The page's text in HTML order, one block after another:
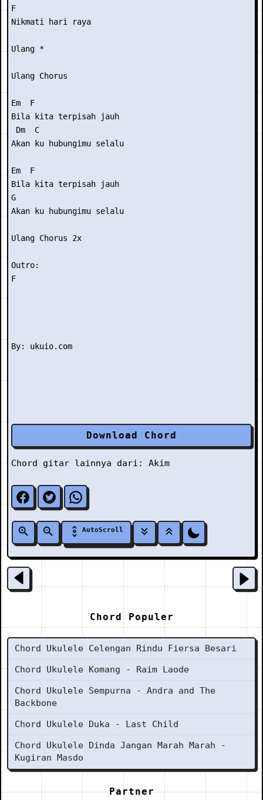
F
Nikmati hari raya
Ulang *
Ulang Chorus
Em  F
Bila kita terpisah jauh
Dm  C
Akan ku hubungimu selalu
Em  F
Bila kita terpisah jauh
G
Akan ku hubungimu selalu
Ulang Chorus 2x
Outro:
F
Download Chord
Chord gitar lainnya dari: Akim
AutoScroll
Chord Populer
Chord Ukulele Celengan Rindu Fiersa Besari
Chord Ukulele Komang - Raim Laode
Chord Ukulele Sempurna - Andra and The
Backbone
Chord Ukulele Duka - Last Child
Chord Ukulele Dinda Jangan Marah Marah -
Kugiran Masdo
Partner